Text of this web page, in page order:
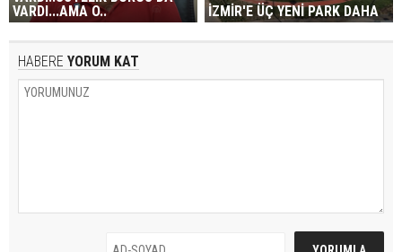
VARDI...AMA O..
İZMİR'E ÜÇ YENİ PARK DAHA
HABERE YORUM KAT